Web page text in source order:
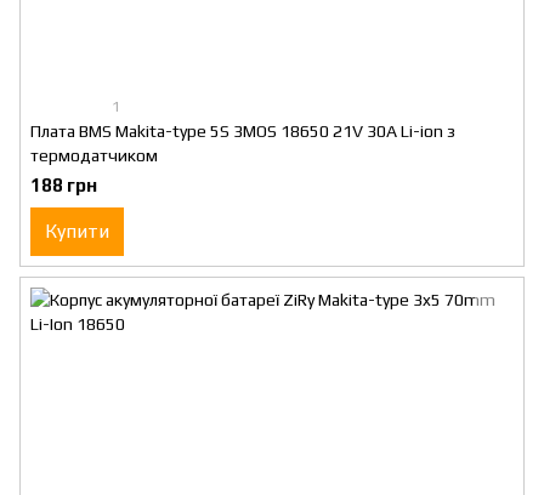
1
Плата BMS Makita-type 5S 3MOS 18650 21V 30A Li-ion з
термодатчиком
188 грн
Купити